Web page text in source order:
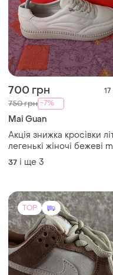
1500 грн
Продам нові кросівки
36